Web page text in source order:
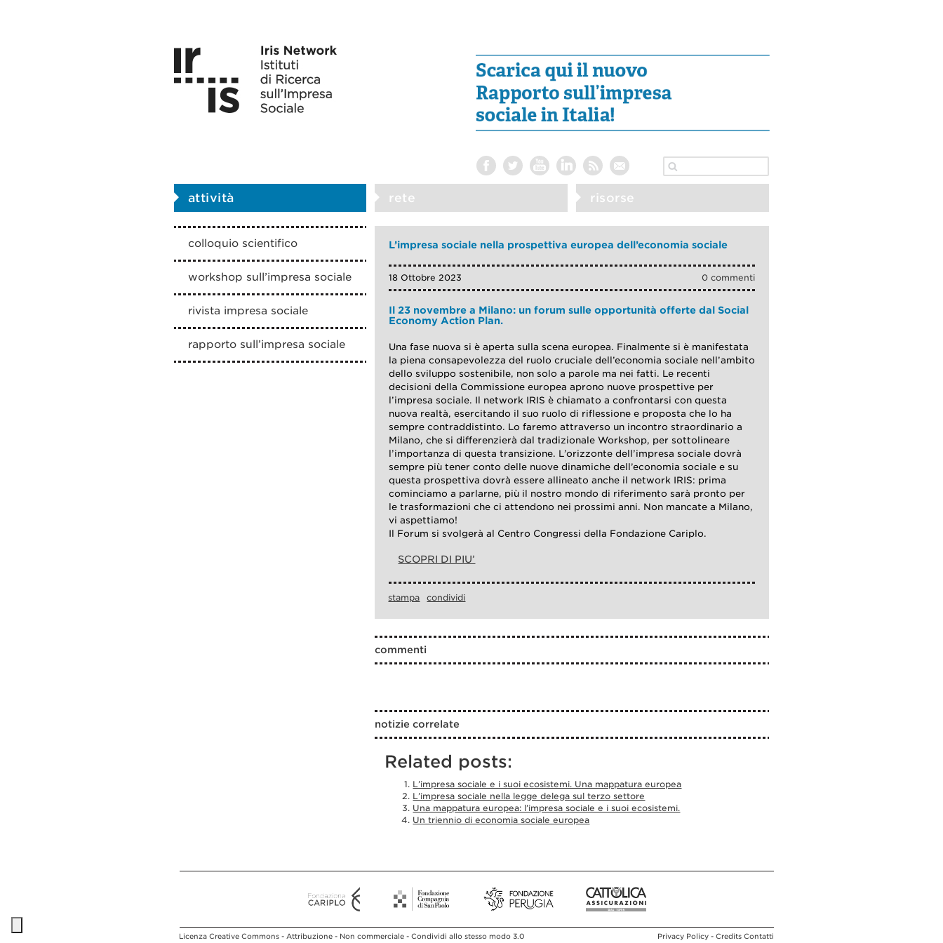
attività rete risorse
colloquio scientifico
workshop sull’impresa sociale
rivista impresa sociale
rapporto sull’impresa sociale
L’impresa sociale nella prospettiva europea dell’economia sociale
0 commenti
18 Ottobre 2023
Il 23 novembre a Milano: un forum sulle opportunità offerte dal Social
Economy Action Plan.
Una fase nuova si è aperta sulla scena europea. Finalmente si è manifestata
la piena consapevolezza del ruolo cruciale dell’economia sociale nell’ambito
dello sviluppo sostenibile, non solo a parole ma nei fatti. Le recenti
decisioni della Commissione europea aprono nuove prospettive per
l’impresa sociale. Il network IRIS è chiamato a confrontarsi con questa
nuova realtà, esercitando il suo ruolo di riflessione e proposta che lo ha
sempre contraddistinto. Lo faremo attraverso un incontro straordinario a
Milano, che si differenzierà dal tradizionale Workshop, per sottolineare
l’importanza di questa transizione. L’orizzonte dell’impresa sociale dovrà
sempre più tener conto delle nuove dinamiche dell’economia sociale e su
questa prospettiva dovrà essere allineato anche il network IRIS: prima
cominciamo a parlarne, più il nostro mondo di riferimento sarà pronto per
le trasformazioni che ci attendono nei prossimi anni. Non mancate a Milano,
vi aspettiamo!
Il Forum si svolgerà al Centro Congressi della Fondazione Cariplo.
SCOPRI DI PIU’
stampa condividi
commenti
notizie correlate
Related posts:
L’impresa sociale e i suoi ecosistemi. Una mappatura europea
L’impresa sociale nella legge delega sul terzo settore
Una mappatura europea: l’impresa sociale e i suoi ecosistemi.
Un triennio di economia sociale europea
Licenza Creative Commons - Attribuzione - Non commerciale - Condividi allo stesso modo 3.0 Privacy Policy -Credits Contatti